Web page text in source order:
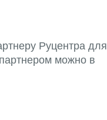
Руцентра для
можно в